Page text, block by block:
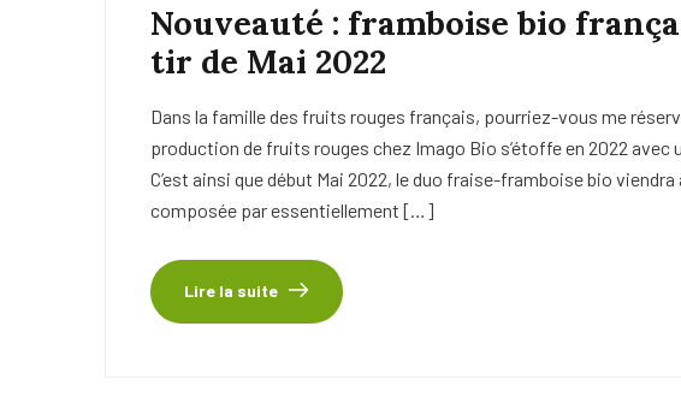
Nouveauté : framboise bio
tir de Mai 2022
Dans la famille des fruits rouges français, pourriez-vous me
production de fruits rouges chez Imago Bio s’étoffe en 2022
C’est ainsi que début Mai 2022, le duo fraise-framboise bio
composée par essentiellement […]
Lire la suite